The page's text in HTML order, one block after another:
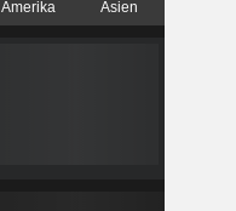
Amerika Asien